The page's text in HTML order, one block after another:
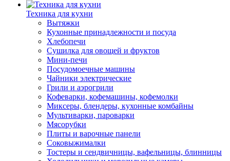
Техника для кухни
Вытяжки
Кухонные принадлежности и посуда
Хлебопечи
Сушилка для овощей и фруктов
Мини-печи
Посудомоечные машины
Чайники электрические
Грили и аэрогрили
Кофеварки, кофемашины, кофемолки
Миксеры, блендеры, кухонные комбайны
Мультиварки, пароварки
Мясорубки
Плиты и варочные панели
Соковыжималки
Тостеры и сендвичницы, вафельницы, блинницы